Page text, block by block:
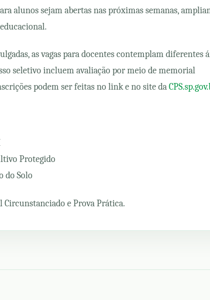
alunos sejam abertas nas próximas semanas,
as vagas para docentes contemplam diferentes
seletivo incluem avaliação por meio de memorial
podem ser feitas no link e no site da
Protegido
do Solo
e Prova Prática.